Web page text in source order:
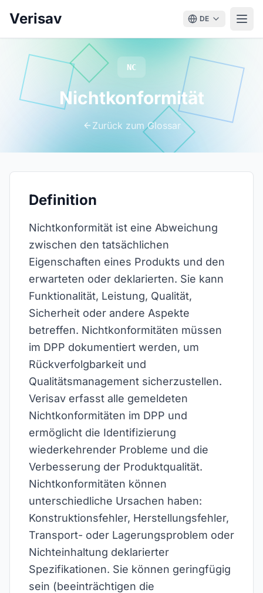
Verisav DE
NC
Nichtkonformität
Zurück zum Glossar
Definition
Nichtkonformität ist eine Abweichung
zwischen den tatsächlichen
Eigenschaften eines Produkts und den
erwarteten oder deklarierten. Sie kann
Funktionalität, Leistung, Qualität,
Sicherheit oder andere Aspekte
betreffen. Nichtkonformitäten müssen
im DPP dokumentiert werden, um
Rückverfolgbarkeit und
Qualitätsmanagement sicherzustellen.
Verisav erfasst alle gemeldeten
Nichtkonformitäten im DPP und
ermöglicht die Identifizierung
wiederkehrender Probleme und die
Verbesserung der Produktqualität.
Nichtkonformitäten können
unterschiedliche Ursachen haben:
Konstruktionsfehler, Herstellungsfehler,
Transport- oder Lagerungsproblem oder
Nichteinhaltung deklarierter
Spezifikationen. Sie können geringfügig
sein (beeinträchtigen die